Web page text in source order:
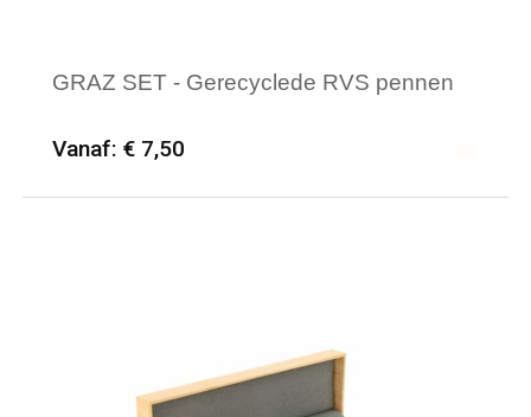
GRAZ SET - Gerecyclede RVS pennen
Vanaf: € 7,50
Minimale afname: 12